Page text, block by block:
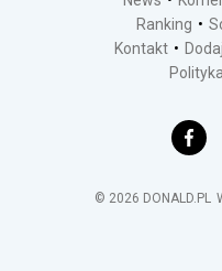
Ranking
Kontakt
© 2026 DONALD.PL